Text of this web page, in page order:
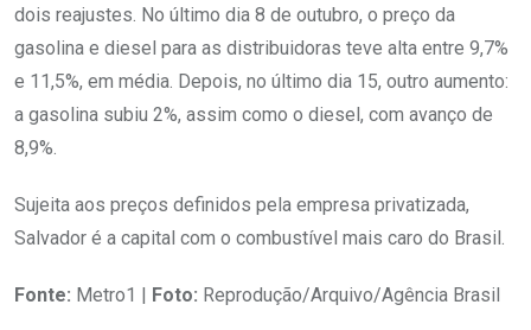
dois reajustes. No último dia 8 de outubro, o preço da
gasolina e diesel para as distribuidoras teve alta entre 9,7%
e 11,5%, em média. Depois, no último dia 15, outro aumento:
a gasolina subiu 2%, assim como o diesel, com avanço de
8,9%.
Sujeita aos preços definidos pela empresa privatizada,
Salvador é a capital com o combustível mais caro do Brasil.
Fonte: Metro1 | Foto: Reprodução/Arquivo/Agência Brasil